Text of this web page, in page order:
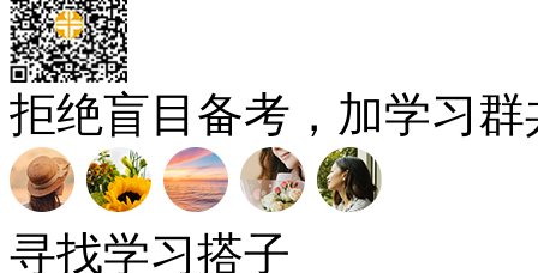
拒绝盲目备考，加学习
寻找学习搭子